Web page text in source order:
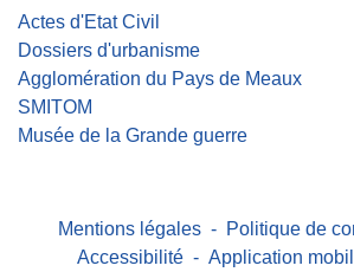
Actes d'Etat Civil
Dossiers d'urbanisme
Agglomération du Pays de Meaux
SMITOM
Musée de la Grande guerre
Mentions légales - Politique de
Accessibilité - Application